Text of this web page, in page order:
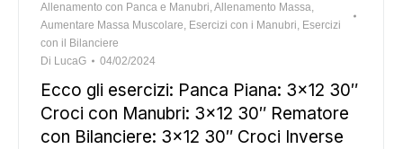
Allenamento con Panca e Manubri,Allenamento Massa,
Aumentare Massa Muscolare, Esercizi con i Manubri, Esercizi
con il Bilanciere
Di LucaG 04/02/2024
Ecco gli esercizi: Panca Piana: 3×12 30″
Croci con Manubri: 3×12 30″ Rematore
con Bilanciere: 3×12 30″ Croci Inverse